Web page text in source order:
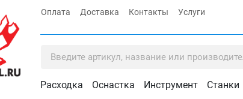
Оплата Доставка Контакты Услуги
Расходка Оснастка Инструмент Станки